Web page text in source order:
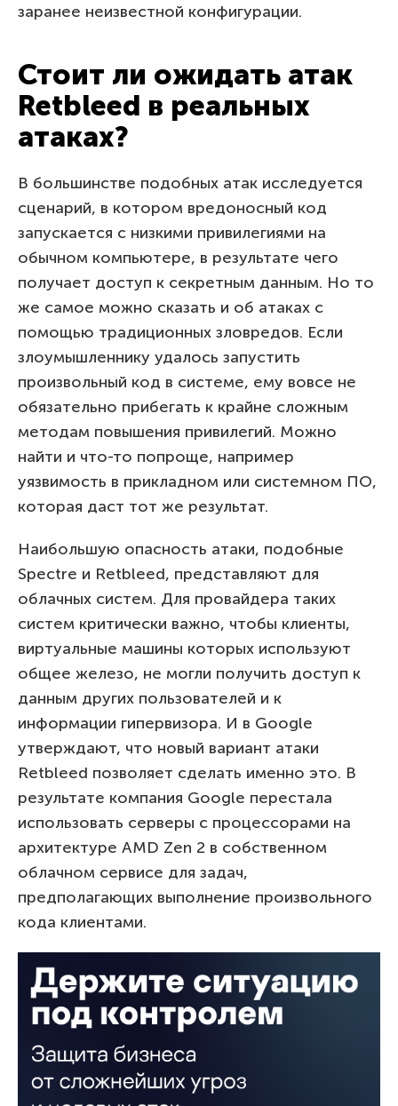
заранее неизвестной конфигурации.
Стоит ли ожидать атак
Retbleed в реальных
атаках?
В большинстве подобных атак исследуется
сценарий, в котором вредоносный код
запускается с низкими привилегиями на
обычном компьютере, в результате чего
получает доступ к секретным данным. Но то
же самое можно сказать и об атаках с
помощью традиционных зловредов. Если
злоумышленнику удалось запустить
произвольный код в системе, ему вовсе не
обязательно прибегать к крайне сложным
методам повышения привилегий. Можно
найти и что-то попроще, например
уязвимость в прикладном или системном ПО,
которая даст тот же результат.
Наибольшую опасность атаки, подобные
Spectre и Retbleed, представляют для
облачных систем. Для провайдера таких
систем критически важно, чтобы клиенты,
виртуальные машины которых используют
общее железо, не могли получить доступ к
данным других пользователей и к
информации гипервизора. И в Google
утверждают, что новый вариант атаки
Retbleed позволяет сделать именно это. В
результате компания Google перестала
использовать серверы с процессорами на
архитектуре AMD Zen 2 в собственном
облачном сервисе для задач,
предполагающих выполнение произвольного
кода клиентами.